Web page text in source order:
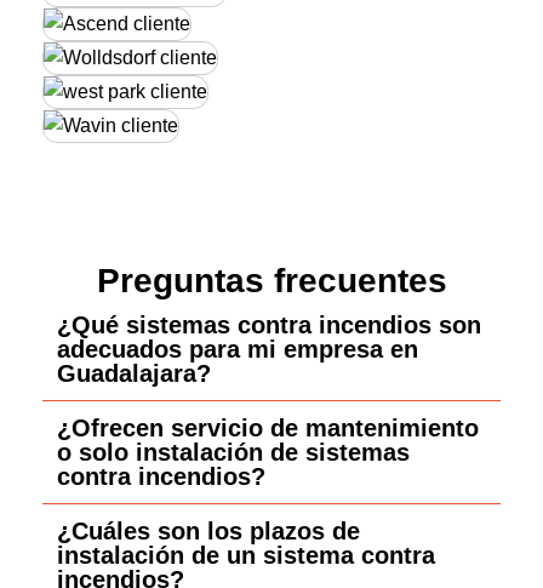
Preguntas frecuentes
¿Qué sistemas contra incendios son
adecuados para mi empresa en
Guadalajara?
¿Ofrecen servicio de mantenimiento
o solo instalación de sistemas
contra incendios?
¿Cuáles son los plazos de
instalación de un sistema contra
incendios?